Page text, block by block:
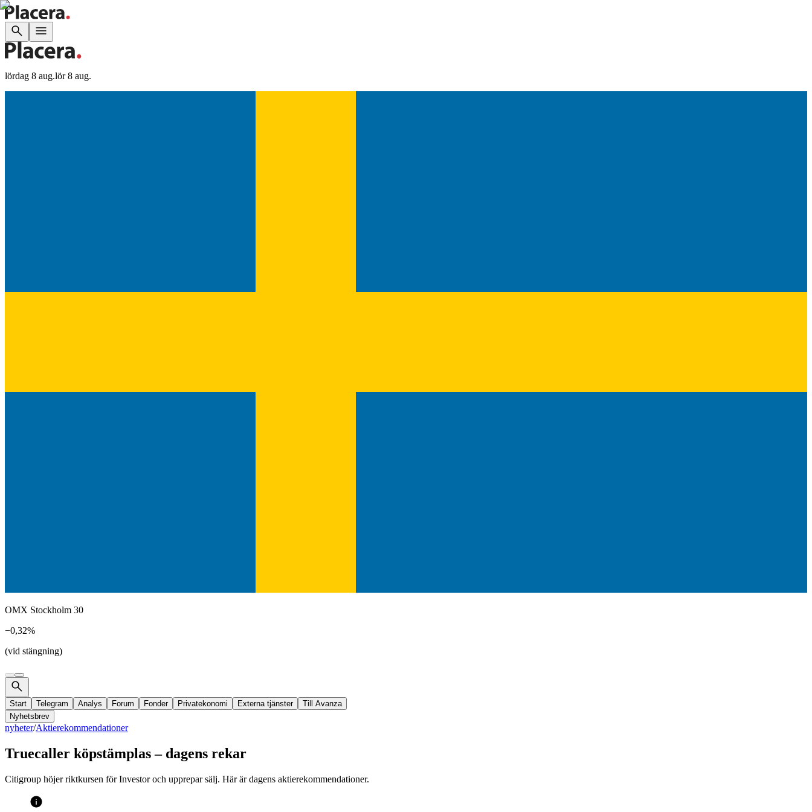
lördag 8 aug.lör 8 aug.
OMX Stockholm 30
−0,32%
(vid stängning)
Start Telegram Analys Forum Fonder Privatekonomi Externa tjänster
Till Avanza
Nyhetsbrev
nyheter/Aktierekommendationer
Truecaller köpstämplas – dagens rekar
Citigroup höjer riktkursen för Investor och upprepar sälj. Här är dagens aktierekommendationer.